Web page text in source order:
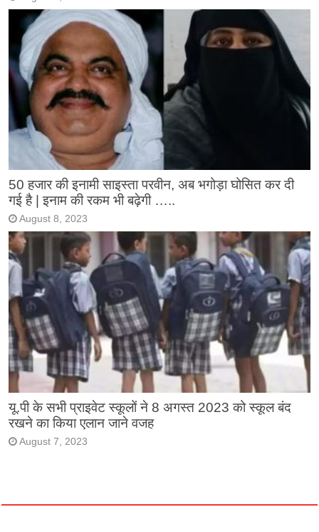
50 हजार की इनामी साइस्ता परवीन, अब भगोड़ा घोसित कर दी
गई है | इनाम की रकम भी बढ़ेगी …..
August 8, 2023
यू.पी के सभी प्राइवेट स्कूलों ने 8 अगस्त 2023 को स्कूल बंद
रखने का किया एलान जाने वजह
August 7, 2023